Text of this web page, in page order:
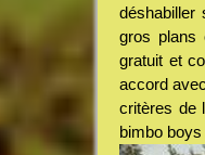
déshabiller
gros plans
gratuit et
accord
critères de
bimbo